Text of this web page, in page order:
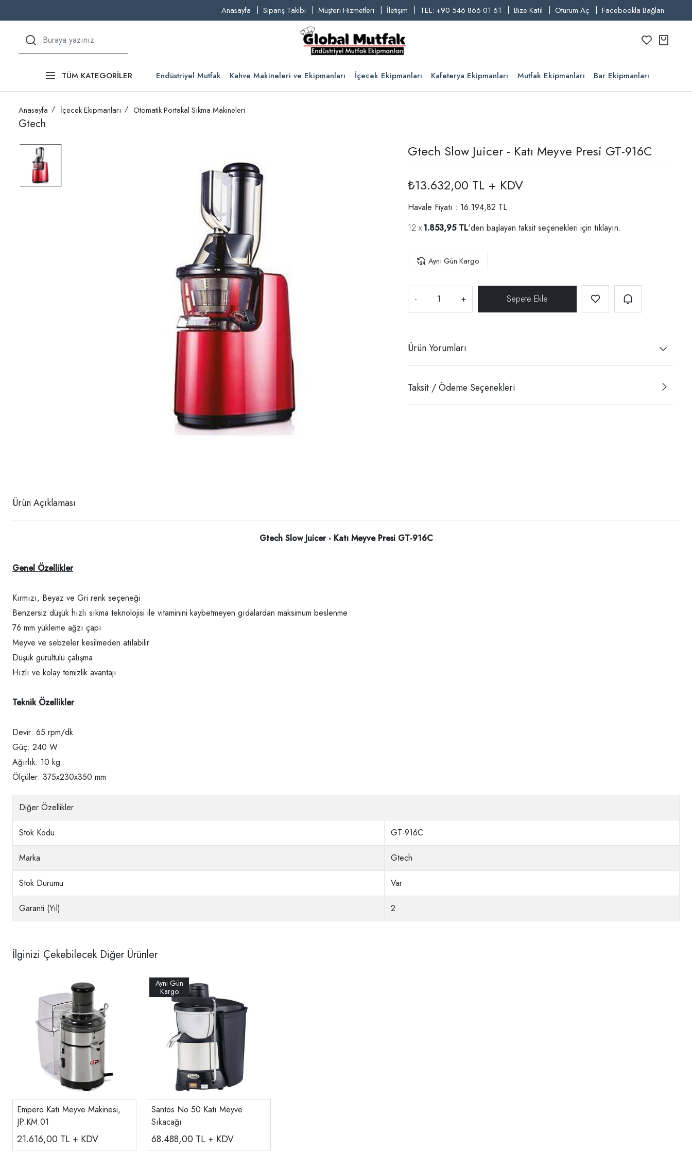
Anasayfa Sipariş Takibi Müşteri Hizmetleri İletişim TEL: +90 546 866 01 61 Bize Katıl Oturum Aç Facebookla Bağlan
TÜM KATEGORİLER Endüstriyel Mutfak Kahve Makineleri ve Ekipmanları İçecek Ekipmanları Kafeterya Ekipmanları Mutfak Ekipmanları Bar Ekipmanları
Anasayfa İçecek Ekipmanları Otomatik Portakal Sıkma Makineleri
Gtech
Gtech Slow Juicer - Katı Meyve Presi GT-916C
₺13.632,00 TL + KDV
Havale Fiyatı : 16.194,82 TL
1.853,95 TL'den başlayan taksit seçenekleri için tıklayın.
Aynı Gün Kargo
- +
Ürün Yorumları
Taksit / Ödeme Seçenekleri
Ürün Açıklaması
Gtech Slow Juicer - Katı Meyve Presi GT-916C
Genel Özellikler
Kırmızı, Beyaz ve Gri renk seçeneği
Benzersiz düşük hızlı sıkma teknolojisi ile vitaminini kaybetmeyen gıdalardan maksimum beslenme
76 mm yükleme ağzı çapı
Meyve ve sebzeler kesilmeden atılabilir
Düşük gürültülü çalışma
Hızlı ve kolay temizlik avantajı
Teknik Özellikler
Devir: 65 rpm/dk
Güç: 240 W
Ağırlık: 10 kg
Ölçüler: 375x230x350 mm
Diğer Özellikler
Stok Kodu GT-916C
Marka Gtech
Stok Durumu Var
Garanti (Yıl) 2
İlginizi Çekebilecek Diğer Ürünler
Empero Katı Meyve Makinesi,
JP.KM.01
21.616,00 TL + KDV
Santos No 50 Katı Meyve
Sıkacağı
68.488,00 TL + KDV